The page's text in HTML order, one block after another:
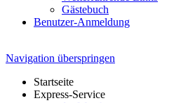
Gästebuch
Benutzer-Anmeldung
Navigation überspringen
Startseite
Express-Service